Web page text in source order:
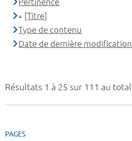
Résultats 1 à 25 sur 111 au total
PAGES
[Titre]
Type de contenu
Date de dernière modification